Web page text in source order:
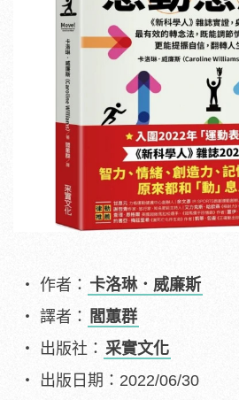
作者： 卡洛琳．威廉斯
譯者： 閻蕙群
出版社： 采實文化
出版日期：2022/06/30